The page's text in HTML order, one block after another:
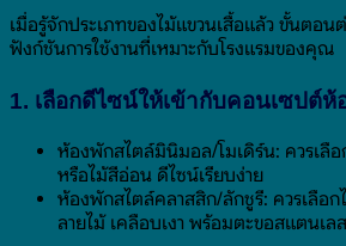
เมื่อรู้จักประเภทของไม้แขวนเสื้อแล้ว ขั้นตอน
ฟังก์ชันการใช้งานที่เหมาะกับโรงแรมของคุณ
1. เลือกดีไซน์ให้เข้ากับคอนเซปต์ห้
ห้องพักสไตล์มินิมอล/โมเดิร์น: ควรเลือ
หรือไม้สีอ่อน ดีไซน์เรียบง่าย
ห้องพักสไตล์คลาสสิก/ลักชูรี: ควรเลือก
ลายไม้ เคลือบเงา พร้อมตะขอสแตนเล